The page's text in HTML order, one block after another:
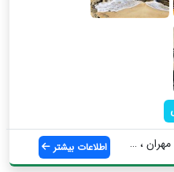
، ا... اطلاعات بیشتر